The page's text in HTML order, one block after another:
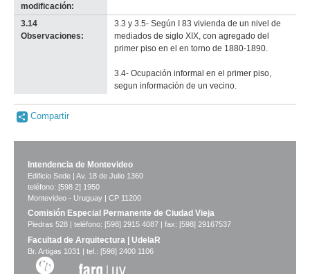
modificación:
3.14
Observaciones:
3.3 y 3.5- Según I 83 vivienda de un nivel de
mediados de siglo XIX, con agregado del
primer piso en el en torno de 1880-1890.
3.4- Ocupación informal en el primer piso,
segun información de un vecino.
Compartir
Intendencia de Montevideo
Edificio Sede | Av. 18 de Julio 1360
teléfono: [598 2] 1950
Montevideo - Uruguay | CP 11200
Comisión Especial Permanente de Ciudad Vieja
Piedras 528 | teléfono: [598] 2915 4087 | fax: [598] 29167537
Facultad de Arquitectura | UdelaR
Br. Artigas 1031 | tel.: [598] 2400 1106